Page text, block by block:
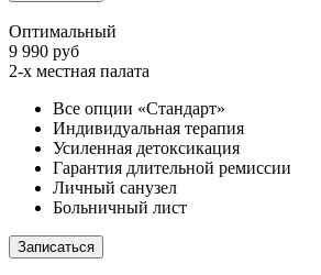
Оптимальный
9 990 руб
2-х местная палата
Все опции «Стандарт»
Индивидуальная терапия
Усиленная детоксикация
Гарантия длительной ремиссии
Личный санузел
Больничный лист
Записаться